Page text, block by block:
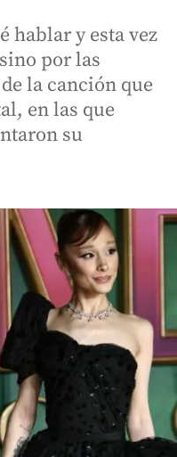
hablar y esta vez
por las
la canción que
en las que
su